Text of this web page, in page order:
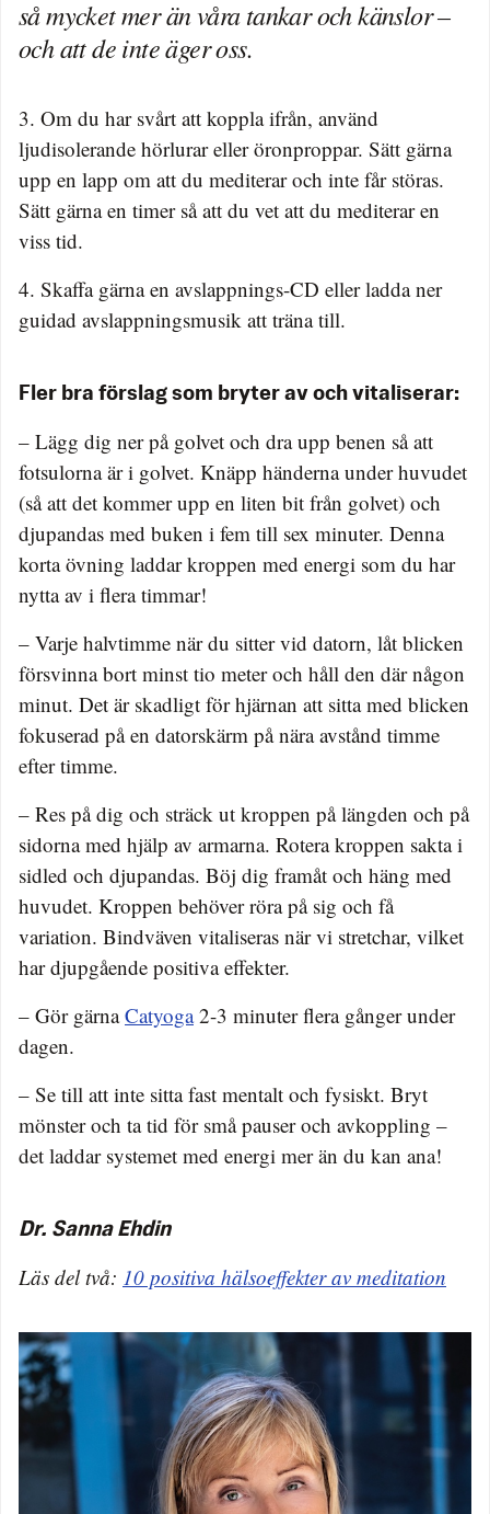
så mycket mer än våra tankar och känslor –
och att de inte äger oss.
3. Om du har svårt att koppla ifrån, använd
ljudisolerande hörlurar eller öronproppar. Sätt gärna
upp en lapp om att du mediterar och inte får störas.
Sätt gärna en timer så att du vet att du mediterar en
viss tid.
4. Skaffa gärna en avslappnings-CD eller ladda ner
guidad avslappningsmusik att träna till.
Fler bra förslag som bryter av och vitaliserar:
– Lägg dig ner på golvet och dra upp benen så att
fotsulorna är i golvet. Knäpp händerna under huvudet
(så att det kommer upp en liten bit från golvet) och
djupandas med buken i fem till sex minuter. Denna
korta övning laddar kroppen med energi som du har
nytta av i flera timmar!
– Varje halvtimme när du sitter vid datorn, låt blicken
försvinna bort minst tio meter och håll den där någon
minut. Det är skadligt för hjärnan att sitta med blicken
fokuserad på en datorskärm på nära avstånd timme
efter timme.
– Res på dig och sträck ut kroppen på längden och på
sidorna med hjälp av armarna. Rotera kroppen sakta i
sidled och djupandas. Böj dig framåt och häng med
huvudet. Kroppen behöver röra på sig och få
variation. Bindväven vitaliseras när vi stretchar, vilket
har djupgående positiva effekter.
– Gör gärnaCatyoga2-3 minuter flera gånger under
dagen.
– Se till att inte sitta fast mentalt och fysiskt. Bryt
mönster och ta tid för små pauser och avkoppling –
det laddar systemet med energi mer än du kan ana!
Dr. Sanna Ehdin
Läs del två: 10 positiva hälsoeffekter av meditation